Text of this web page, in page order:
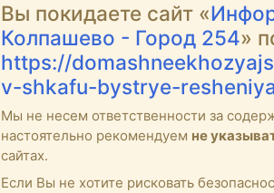
Вы покидаете сайт «
Колпашево - Город 254»
https://
v-shkafu-bystrye-
Мы не несем ответственности за
настоятельно рекомендуем не
сайтах.
Если Вы не хотите рисковать